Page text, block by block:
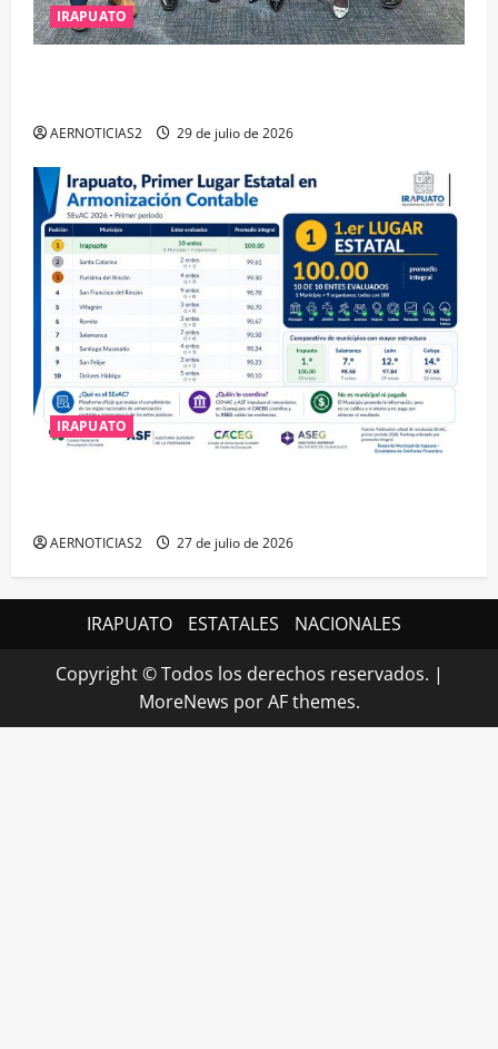
IRAPUATO
AERNOTICIAS2 29 de julio de 2026
IRAPUATO
AERNOTICIAS2 27 de julio de 2026
IRAPUATO ESTATALES NACIONALES
Copyright © Todos los derechos reservados. |
MoreNews por AF themes.